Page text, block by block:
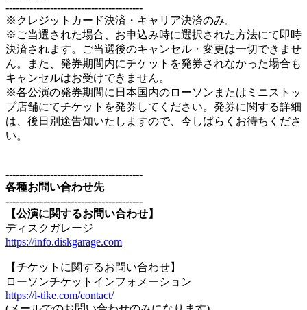
----------------------------------------
※クレジットカード決済・キャリア決済のみ。
※ご当選された場合、お申込み時に選択された方法にて即時
決済されます。ご当選後のキャンセル・変更は一切できませ
ん。また、発券期間内にチケットを発券されなかった場合も
キャンセルはお受けできません。
※各公演の発券期間に日本国内のローソンまたはミニストッ
プ店舗にてチケットを発券してください。発券に関する詳細
は、後日別途告知いたしますので、今しばらくお待ちくださ
い。
----------------------------------------
各種お問い合わせ先
----------------------------------------
【公演に関するお問い合わせ】
ディスクガレージ
https://info.diskgarage.com
【チケットに関するお問い合わせ】
ローソンチケットインフォメーション
https://l-tike.com/contact/